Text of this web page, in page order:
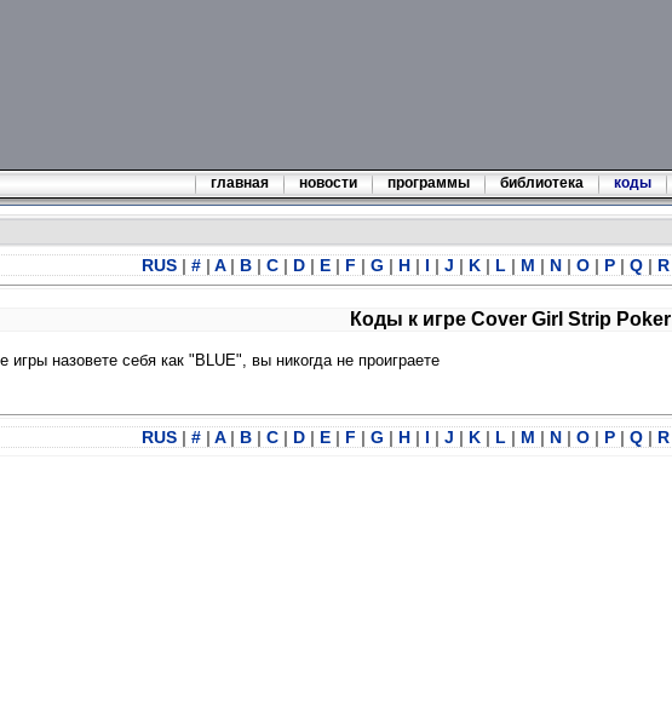
главная новости программы библиотека коды
RUS | # | A | B | C | D | E | F | G | H | I | J | K | L | M | N | O | P | Q | R
Коды к игре Cover Girl Strip Poker
игры назовете себя как "BLUE", вы никогда не проиграете
RUS | # | A | B | C | D | E | F | G | H | I | J | K | L | M | N | O | P | Q | R